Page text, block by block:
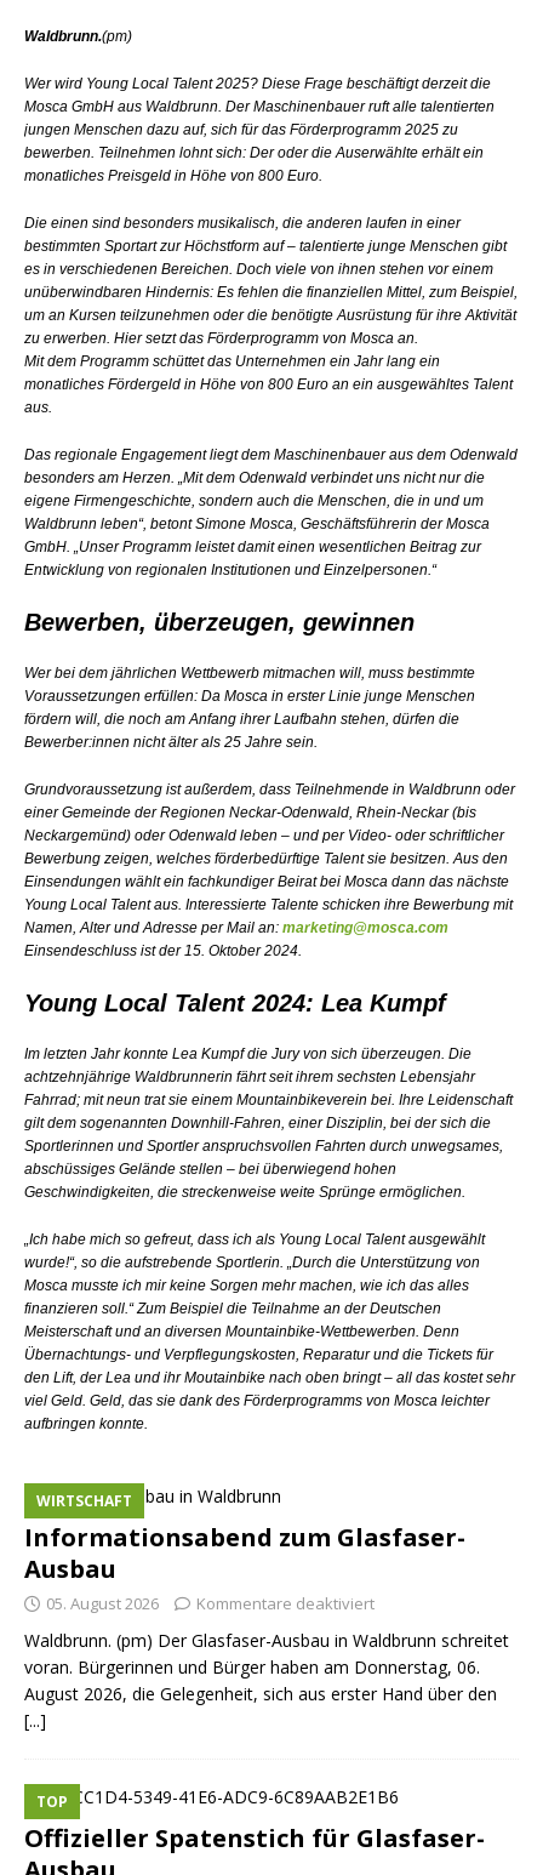
Waldbrunn.(pm)
Wer wird Young Local Talent 2025? Diese Frage beschäftigt derzeit die
Mosca GmbH aus Waldbrunn. Der Maschinenbauer ruft alle talentierten
jungen Menschen dazu auf, sich für das Förderprogramm 2025 zu
bewerben. Teilnehmen lohnt sich: Der oder die Auserwählte erhält ein
monatliches Preisgeld in Höhe von 800 Euro.
Die einen sind besonders musikalisch, die anderen laufen in einer
bestimmten Sportart zur Höchstform auf – talentierte junge Menschen gibt
es in verschiedenen Bereichen. Doch viele von ihnen stehen vor einem
unüberwindbaren Hindernis: Es fehlen die finanziellen Mittel, zum Beispiel,
um an Kursen teilzunehmen oder die benötigte Ausrüstung für ihre Aktivität
zu erwerben. Hier setzt das Förderprogramm von Mosca an.
Mit dem Programm schüttet das Unternehmen ein Jahr lang ein
monatliches Fördergeld in Höhe von 800 Euro an ein ausgewähltes Talent
aus.
Das regionale Engagement liegt dem Maschinenbauer aus dem Odenwald
besonders am Herzen. „Mit dem Odenwald verbindet uns nicht nur die
eigene Firmengeschichte, sondern auch die Menschen, die in und um
Waldbrunn leben“, betont Simone Mosca, Geschäftsführerin der Mosca
GmbH. „Unser Programm leistet damit einen wesentlichen Beitrag zur
Entwicklung von regionalen Institutionen und Einzelpersonen.“
Bewerben, überzeugen, gewinnen
Wer bei dem jährlichen Wettbewerb mitmachen will, muss bestimmte
Voraussetzungen erfüllen: Da Mosca in erster Linie junge Menschen
fördern will, die noch am Anfang ihrer Laufbahn stehen, dürfen die
Bewerber:innen nicht älter als 25 Jahre sein.
Grundvoraussetzung ist außerdem, dass Teilnehmende in Waldbrunn oder
einer Gemeinde der Regionen Neckar-Odenwald, Rhein-Neckar (bis
Neckargemünd) oder Odenwald leben – und per Video- oder schriftlicher
Bewerbung zeigen, welches förderbedürftige Talent sie besitzen. Aus den
Einsendungen wählt ein fachkundiger Beirat bei Mosca dann das nächste
Young Local Talent aus. Interessierte Talente schicken ihre Bewerbung mit
Namen, Alter und Adresse per Mail an: marketing@mosca.com
Einsendeschluss ist der 15. Oktober 2024.
Young Local Talent 2024: Lea Kumpf
Im letzten Jahr konnte Lea Kumpf die Jury von sich überzeugen. Die
achtzehnjährige Waldbrunnerin fährt seit ihrem sechsten Lebensjahr
Fahrrad; mit neun trat sie einem Mountainbikeverein bei. Ihre Leidenschaft
gilt dem sogenannten Downhill-Fahren, einer Disziplin, bei der sich die
Sportlerinnen und Sportler anspruchsvollen Fahrten durch unwegsames,
abschüssiges Gelände stellen – bei überwiegend hohen
Geschwindigkeiten, die streckenweise weite Sprünge ermöglichen.
„Ich habe mich so gefreut, dass ich als Young Local Talent ausgewählt
wurde!“, so die aufstrebende Sportlerin. „Durch die Unterstützung von
Mosca musste ich mir keine Sorgen mehr machen, wie ich das alles
finanzieren soll.“ Zum Beispiel die Teilnahme an der Deutschen
Meisterschaft und an diversen Mountainbike-Wettbewerben. Denn
Übernachtungs- und Verpflegungskosten, Reparatur und die Tickets für
den Lift, der Lea und ihr Moutainbike nach oben bringt – all das kostet sehr
viel Geld. Geld, das sie dank des Förderprogramms von Mosca leichter
aufbringen konnte.
Informationsabend zum Glasfaser-
Ausbau
WIRTSCHAFT
05. August 2026 Kommentare deaktiviert
Waldbrunn. (pm) Der Glasfaser-Ausbau in Waldbrunn schreitet
voran. Bürgerinnen und Bürger haben am Donnerstag, 06.
August 2026, die Gelegenheit, sich aus erster Hand über den
[...]
Offizieller Spatenstich für Glasfaser-
TOP